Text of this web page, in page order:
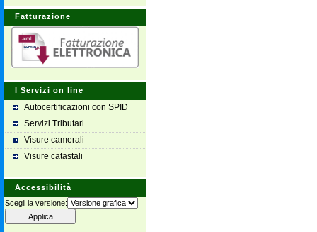
Fatturazione
I Servizi on line
Autocertificazioni con SPID
Servizi Tributari
Visure camerali
Visure catastali
Accessibilità
Scegli la versione: